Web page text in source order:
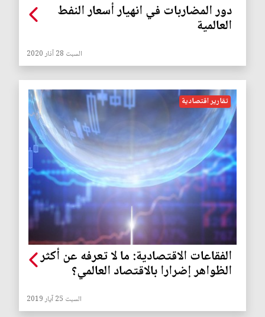
دور المضاربات في انهيار أسعار النفط
العالمية
السبت 28 آذار 2020
تقارير اقتصادية
الفقاعات الاقتصادية: ما لا تعرفه عن أكثر
الظواهر إضرارا بالاقتصاد العالمي؟
السبت 25 آيار 2019